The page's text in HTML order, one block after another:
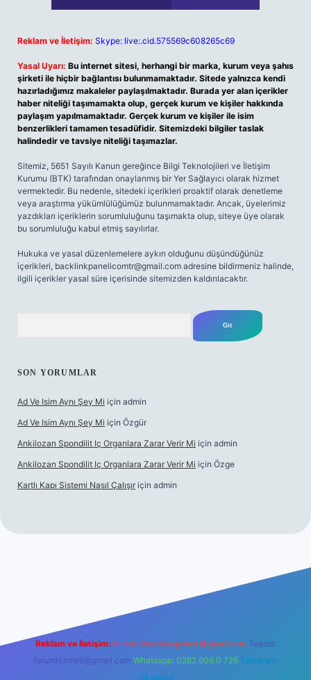
Reklam ve İletişim: Skype: live:.cid.575569c608265c69
Yasal Uyarı: Bu internet sitesi, herhangi bir marka, kurum veya şahıs
şirketi ile hiçbir bağlantısı bulunmamaktadır. Sitede yalnızca kendi
hazırladığımız makaleler paylaşılmaktadır. Burada yer alan içerikler
haber niteliği taşımamakta olup, gerçek kurum ve kişiler hakkında
paylaşım yapılmamaktadır. Gerçek kurum ve kişiler ile isim
benzerlikleri tamamen tesadüfidir. Sitemizdeki bilgiler taslak
halindedir ve tavsiye niteliği taşımazlar.
Sitemiz, 5651 Sayılı Kanun gereğince Bilgi Teknolojileri ve İletişim
Kurumu (BTK) tarafından onaylanmış bir Yer Sağlayıcı olarak hizmet
vermektedir. Bu nedenle, sitedeki içerikleri proaktif olarak denetleme
veya araştırma yükümlülüğümüz bulunmamaktadır. Ancak, üyelerimiz
yazdıkları içeriklerin sorumluluğunu taşımakta olup, siteye üye olarak
bu sorumluluğu kabul etmiş sayılırlar.
Hukuka ve yasal düzenlemelere aykırı olduğunu düşündüğünüz
içerikleri, backlinkpanelicomtr@gmail.com adresine bildirmeniz halinde,
ilgili içerikler yasal süre içerisinde sitemizden kaldırılacaktır.
SON YORUMLAR
Ad Ve Isim Aynı Şey Mi için admin
Ad Ve Isim Aynı Şey Mi için Özgür
Ankilozan Spondilit Iç Organlara Zarar Verir Mi için admin
Ankilozan Spondilit Iç Organlara Zarar Verir Mi için Özge
Kartlı Kapı Sistemi Nasıl Çalışır için admin
Reklam ve İletişim: E-mail: backlinkpaneli@gmail.com Teams:
forumhizmeti@gmail.com Whatsapp: 0262 606 0 726 Telegram:
@karabul